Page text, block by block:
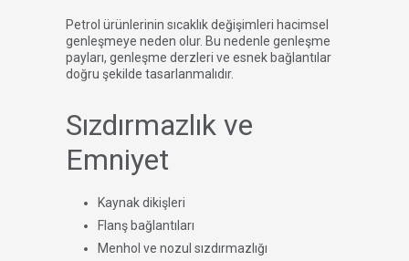
Petrol ürünlerinin sıcaklık değişimleri hacimsel
genleşmeye neden olur. Bu nedenle genleşme
payları, genleşme derzleri ve esnek bağlantılar
doğru şekilde tasarlanmalıdır.
Sızdırmazlık ve
Emniyet
Kaynak dikişleri
Flanş bağlantıları
Menhol ve nozul sızdırmazlığı